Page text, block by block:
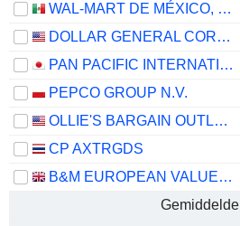
WAL-MART DE MÉXICO, S.A.B. DE C.V.
DOLLAR GENERAL CORPORATION
PAN PACIFIC INTERNATIONAL HOLDINGS CORPORATION
PEPCO GROUP N.V.
OLLIE'S BARGAIN OUTLET HOLDINGS, INC.
CP AXTRGDS
B&M EUROPEAN VALUE RETAIL PLC
Gemiddelde